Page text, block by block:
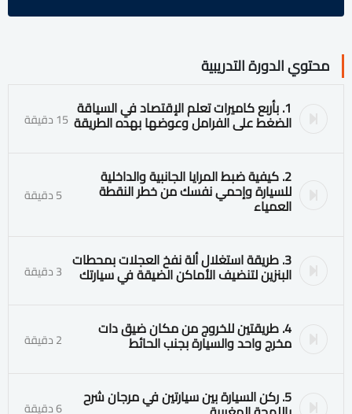
محتوي الدورة التدريبية
1. بأربع كاميرات تعلم الإقتصاد في السياقة
الضغط على الفرامل وعوضها بهده الطريقة 15 دقيقة
2. كيفية ضبط المرايا الجانبية والداخلية
للسيارة وإحمي نفسك من خطر النقطة
العمياء 5 دقيقة
3. طريقة استغلال ألة نفخ العجلات بمحطات
البنزين لتنضيف الأماكن الضيقة في سيارتك 3 دقيقة
4. طريقتين للخروج من مكان ضيق دات
مخرج واحد والسيارة بجنب الحائط 2 دقيقة
5. ركن السيارة بين سيارتين في مرجان شرح 6 دقيقة